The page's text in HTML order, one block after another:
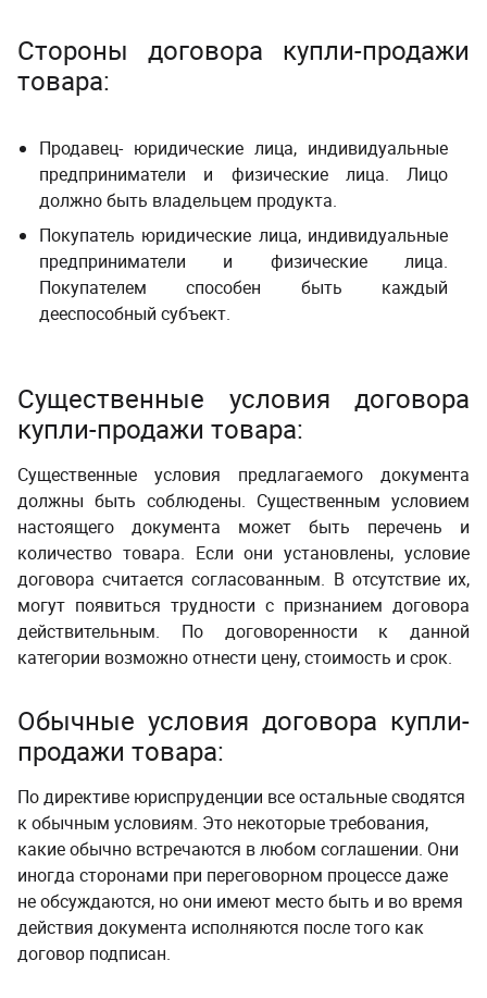
Стороны договора купли-продажи
товара:
Продавец- юридические лица, индивидуальные
предприниматели и физические лица. Лицо
должно быть владельцем продукта.
Покупатель юридические лица, индивидуальные
предприниматели и физические лица.
Покупателем способен быть каждый
дееспособный субъект.
Существенные условия договора
купли-продажи товара:
Существенные условия предлагаемого документа
должны быть соблюдены. Существенным условием
настоящего документа может быть перечень и
количество товара. Если они установлены, условие
договора считается согласованным. В отсутствие их,
могут появиться трудности с признанием договора
действительным. По договоренности к данной
категории возможно отнести цену, стоимость и срок.
Обычные условия договора купли-
продажи товара:
По директиве юриспруденции все остальные сводятся
к обычным условиям. Это некоторые требования,
какие обычно встречаются в любом соглашении. Они
иногда сторонами при переговорном процессе даже
не обсуждаются, но они имеют место быть и во время
действия документа исполняются после того как
договор подписан.